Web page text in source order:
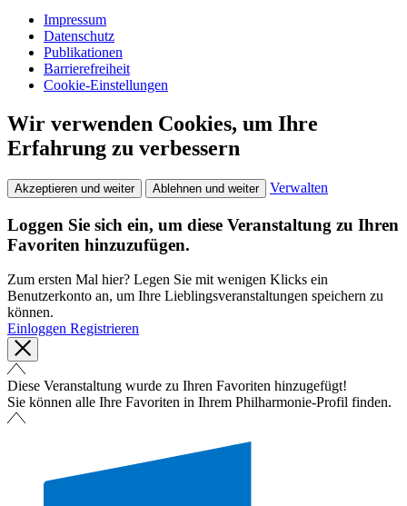
Impressum
Datenschutz
Publikationen
Barrierefreiheit
Cookie-Einstellungen
Wir verwenden Cookies, um Ihre
Erfahrung zu verbessern
Akzeptieren und weiter Ablehnen und weiter Verwalten
Loggen Sie sich ein, um diese Veranstaltung zu Ihren
Favoriten hinzuzufügen.
Zum ersten Mal hier? Legen Sie mit wenigen Klicks ein
Benutzerkonto an, um Ihre Lieblingsveranstaltungen speichern zu
können.
Einloggen Registrieren
Diese Veranstaltung wurde zu Ihren Favoriten hinzugefügt!
Sie können alle Ihre Favoriten in Ihrem Philharmonie-Profil finden.